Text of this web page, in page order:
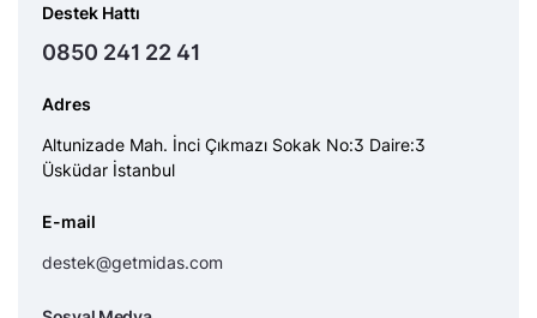
Destek Hattı
0850 241 22 41
Adres
Altunizade Mah. İnci Çıkmazı Sokak No:3 Daire:3
Üsküdar İstanbul
E-mail
destek@getmidas.com